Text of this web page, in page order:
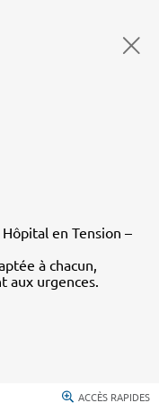
en Tension –
à chacun,
aux urgences.
ACCÈS RAPIDES